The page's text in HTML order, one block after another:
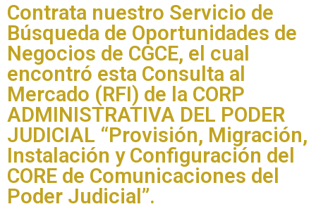
Contrata nuestro Servicio de
Búsqueda de Oportunidades de
Negocios de CGCE, el cual
encontró esta Consulta al
Mercado (RFI) de la CORP
ADMINISTRATIVA DEL PODER
JUDICIAL “Provisión, Migración,
Instalación y Configuración del
CORE de Comunicaciones del
Poder Judicial”.